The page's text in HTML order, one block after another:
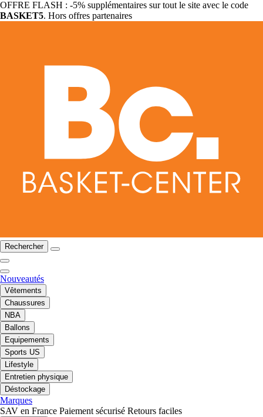
OFFRE FLASH : -5% supplémentaires sur tout le site avec le code
BASKET5. Hors offres partenaires
Rechercher
Nouveautés
Vêtements
Chaussures
NBA
Ballons
Equipements
Sports US
Lifestyle
Entretien physique
Déstockage
Marques
SAV en France Paiement sécurisé Retours faciles